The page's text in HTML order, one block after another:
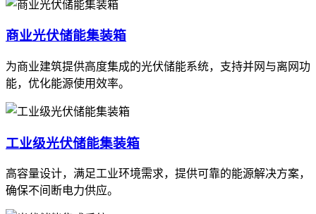
商业光伏储能集装箱
为商业建筑提供高度集成的光伏储能系统，支持并网与离网功
能，优化能源使用效率。
工业级光伏储能集装箱
高容量设计，满足工业环境需求，提供可靠的能源解决方案，
确保不间断电力供应。